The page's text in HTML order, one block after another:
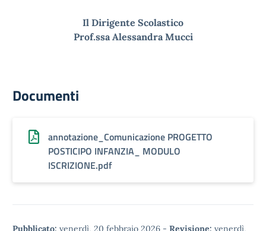
Il Dirigente Scolastico
Prof.ssa Alessandra Mucci
Documenti
annotazione_Comunicazione PROGETTO
POSTICIPO INFANZIA_ MODULO
ISCRIZIONE.pdf
Pubblicato: venerdì, 20 febbraio 2026 - Revisione: venerdì,